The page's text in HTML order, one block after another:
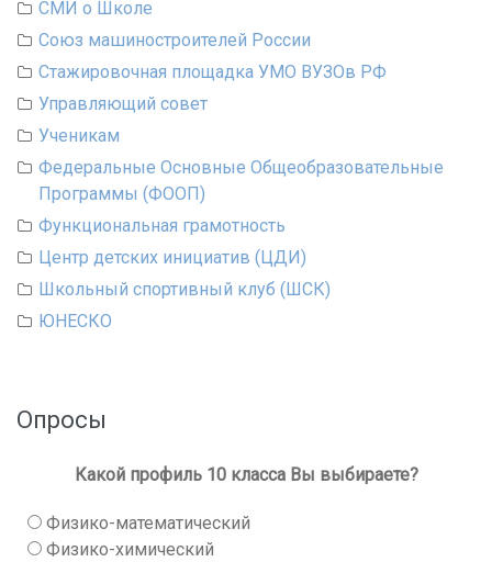
СМИ о Школе
Союз машиностроителей России
Стажировочная площадка УМО ВУЗОв РФ
Управляющий совет
Ученикам
Федеральные Основные Общеобразовательные
Программы (ФООП)
Функциональная грамотность
Центр детских инициатив (ЦДИ)
Школьный спортивный клуб (ШСК)
ЮНЕСКО
Опросы
Какой профиль 10 класса Вы выбираете?
Физико-математический
Физико-химический